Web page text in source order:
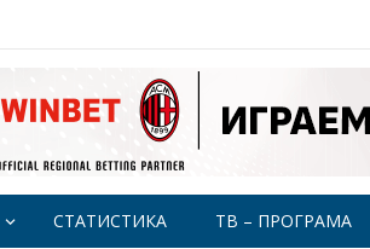
СТАТИСТИКА ТВ – ПРОГРАМА